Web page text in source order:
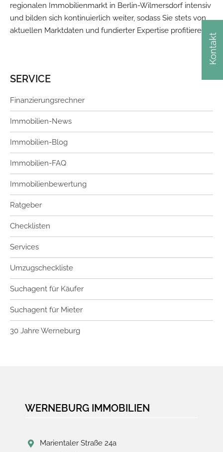
Kontakt
regionalen Immobilienmarkt in Berlin-Wilmersdorf intensiv
und bilden sich kontinuierlich weiter, sodass Sie stets von
aktuellen Marktdaten und fundierter Expertise profitieren.
SERVICE
Finanzierungsrechner
Immobilien-News
Immobilien-Blog
Immobilien-FAQ
Immobilienbewertung
Ratgeber
Checklisten
Services
Umzugscheckliste
Suchagent für Käufer
Suchagent für Mieter
30 Jahre Werneburg
WERNEBURG IMMOBILIEN
Marientaler Straße 24a